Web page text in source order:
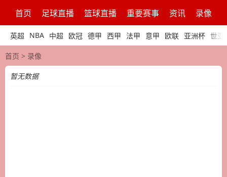
首页 足球直播 篮球直播 重要赛事 资讯 录像
英超 NBA 中超 欧冠 德甲 西甲 法甲 意甲 欧联 亚洲杯 世亚
首页 > 录像
暂无数据